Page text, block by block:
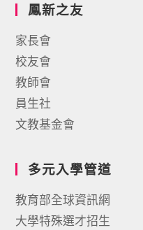
鳳新之友
家長會
校友會
教師會
員生社
文教基金會
多元入學管道
教育部全球資訊網
大學特殊選才招生